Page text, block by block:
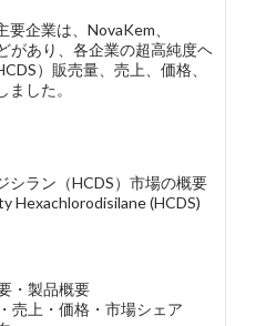
企業は、NovaKem、
があり、各企業の超高純度ヘ
）販売量、売上、価格、
した。
シラン（HCDS）市場の概要
Hexachlorodisilane (HCDS)
・製品概要
売上・価格・市場シェア